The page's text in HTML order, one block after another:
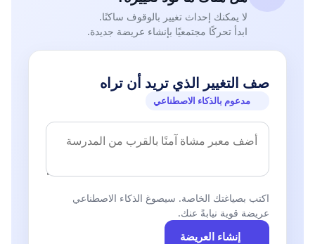
لا يمكنك إحداث تغيير بالوقوف ساكنًا.
ابدأ تحركًا مجتمعيًا بإنشاء عريضة جديدة.
صف التغيير الذي تريد أن تراه
مدعوم بالذكاء الاصطناعي
اكتب بصياغتك الخاصة. سيصوغ الذكاء الاصطناعي
عريضة قوية نيابةً عنك.
إنشاء العريضة